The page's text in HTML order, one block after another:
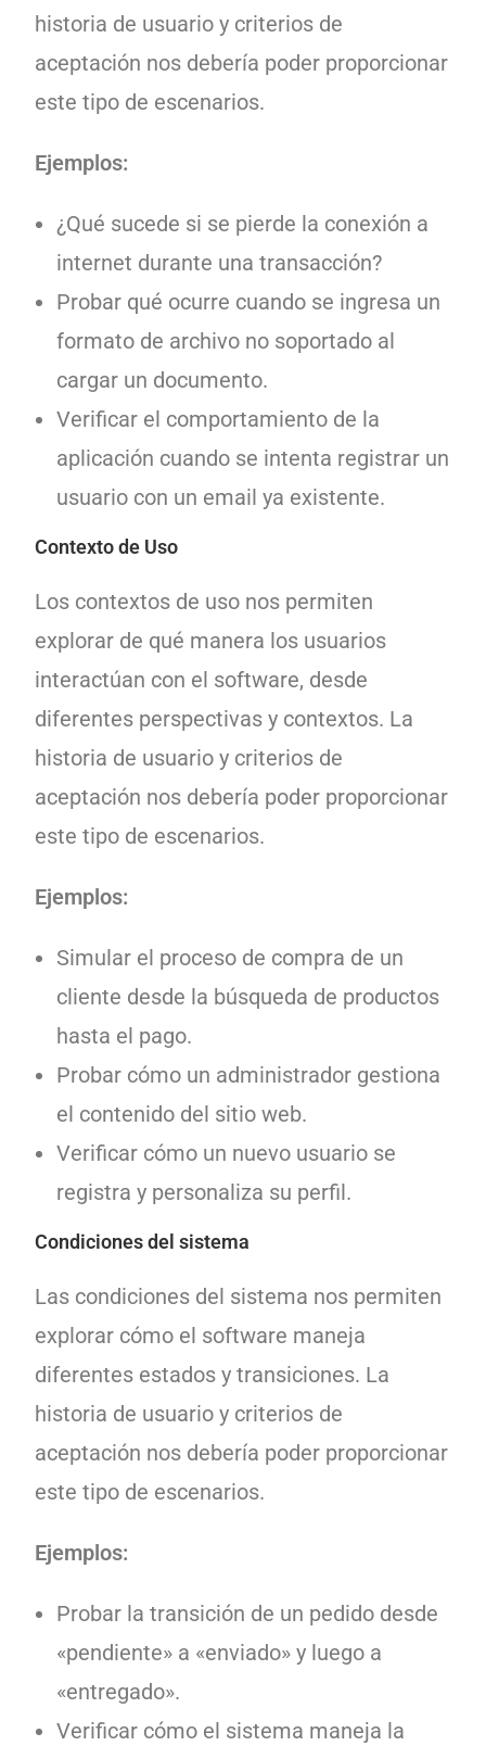
historia de usuario y criterios de
aceptación nos debería poder proporcionar
este tipo de escenarios.
Ejemplos:
¿Qué sucede si se pierde la conexión a
internet durante una transacción?
Probar qué ocurre cuando se ingresa un
formato de archivo no soportado al
cargar un documento.
Verificar el comportamiento de la
aplicación cuando se intenta registrar un
usuario con un email ya existente.
Contexto de Uso
Los contextos de uso nos permiten
explorar de qué manera los usuarios
interactúan con el software, desde
diferentes perspectivas y contextos. La
historia de usuario y criterios de
aceptación nos debería poder proporcionar
este tipo de escenarios.
Ejemplos:
Simular el proceso de compra de un
cliente desde la búsqueda de productos
hasta el pago.
Probar cómo un administrador gestiona
el contenido del sitio web.
Verificar cómo un nuevo usuario se
registra y personaliza su perfil.
Condiciones del sistema
Las condiciones del sistema nos permiten
explorar cómo el software maneja
diferentes estados y transiciones. La
historia de usuario y criterios de
aceptación nos debería poder proporcionar
este tipo de escenarios.
Ejemplos:
Probar la transición de un pedido desde
«pendiente» a «enviado» y luego a
«entregado».
Verificar cómo el sistema maneja la